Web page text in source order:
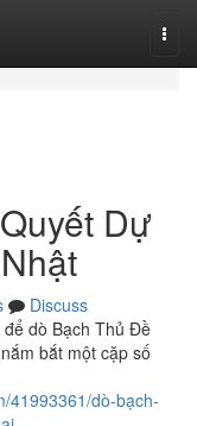
Dự
Discuss
dò Bạch Thủ Đề
bắt một cặp số
41993361/dò-bạch-